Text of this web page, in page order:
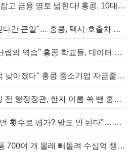
[홍콩경제] 중국과 손잡고 금융 영토 넓힌다! 홍콩, 10대 신규 정책 발표
[홍콩사회] "네비만 믿다간 큰일"… 홍콩, 택시·호출차 통합 시험 도입하며 규제 본격화
[홍콩교육] "AI 도구 난립의 역습" 홍콩 학교들, 데이터 고립에 교육 효과 평가 비상
[홍콩금융] "은행 문턱 낮아졌다" 홍콩 중소기업 자금줄 숨통 트이나… HKMA "2분기 신용 조건 안정적"
[홍콩부동산] 렁춘잉 전 행정장관, 한자 이름 쏙 뺀 홍콩 고급 아파트 단지들에 쓴소리
[홍콩정치] "의원 발언 횟수로 평가? 말도 안 된다"… 홍콩 입법회 의장의 일침
[홍콩뉴스] 샤넬 명품 700여 개 몰래 빼돌려 수십억 챙긴 직원 4년~7년형 선고